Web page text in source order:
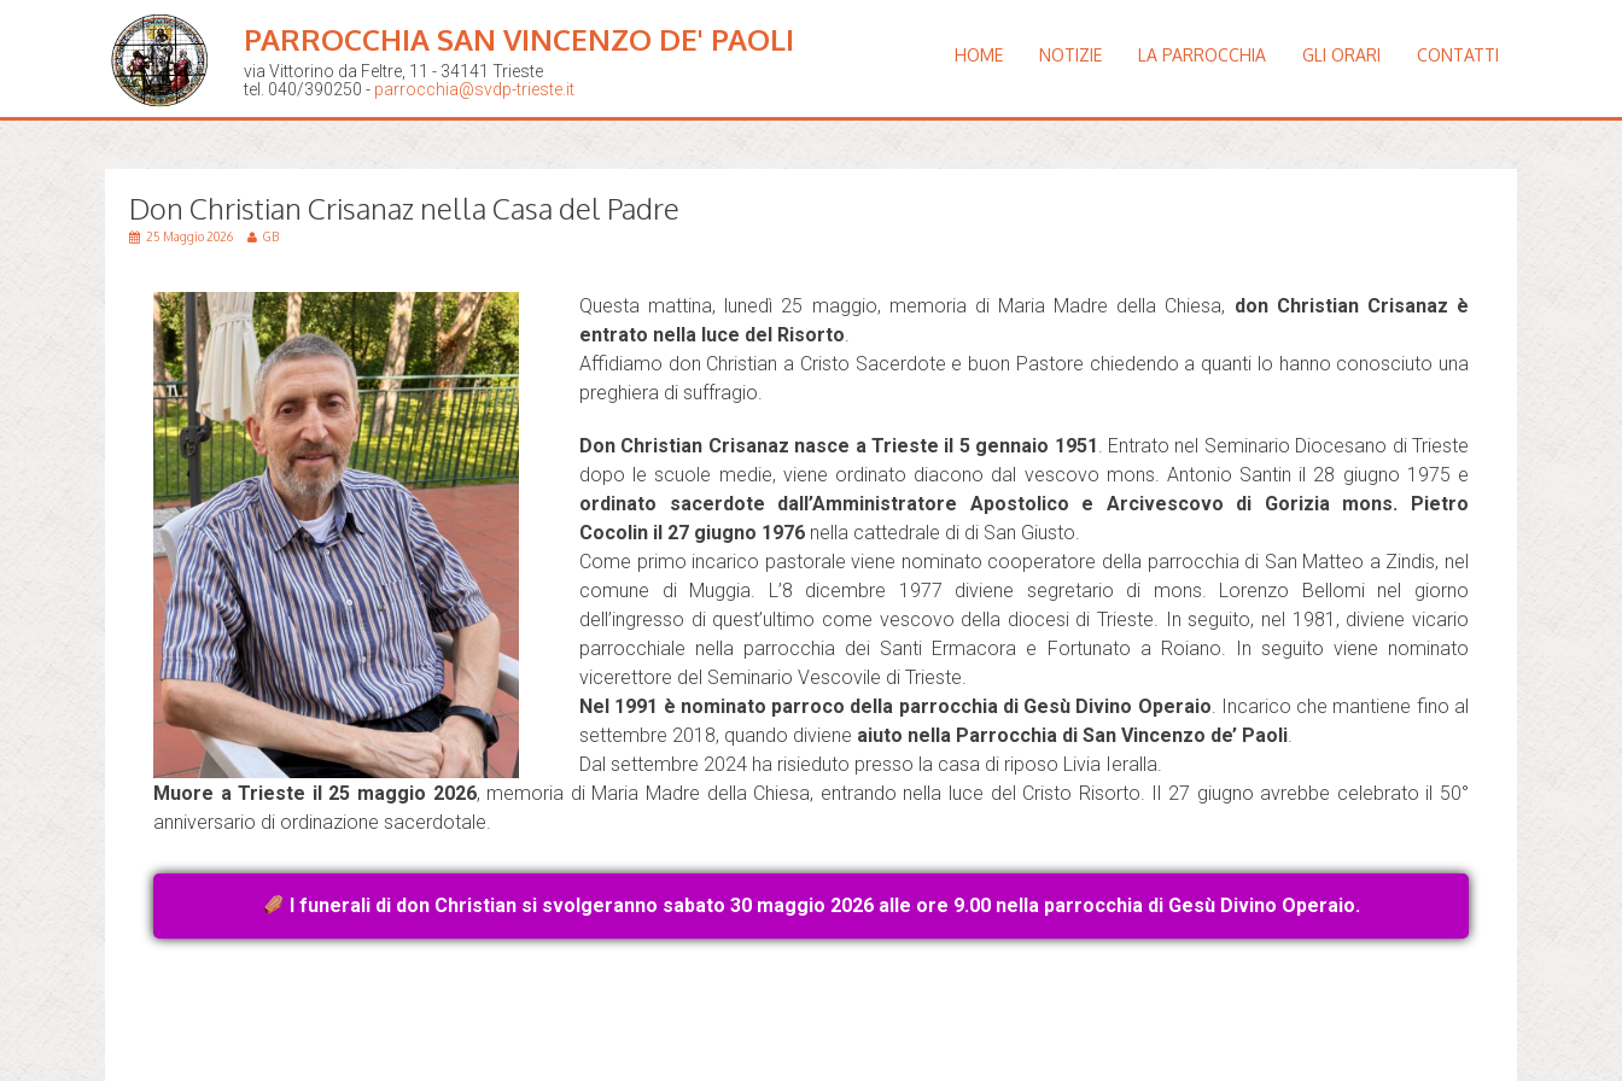
PARROCCHIA SAN VINCENZO DE' PAOLI
via Vittorino da Feltre, 11 - 34141 Trieste
tel. 040/390250 - parrocchia@svdp-trieste.it
HOME NOTIZIE LA PARROCCHIA GLI ORARI CONTATTI
Don Christian Crisanaz nella Casa del Padre
25 Maggio 2026 GB
Questa mattina, lunedì 25 maggio, memoria di Maria Madre della Chiesa, don Christian Crisanaz è
entrato nella luce del Risorto.
Affidiamo don Christian a Cristo Sacerdote e buon Pastore chiedendo a quanti lo hanno conosciuto una
preghiera di suffragio.
Don Christian Crisanaz nasce a Trieste il 5 gennaio 1951. Entrato nel Seminario Diocesano di Trieste
dopo le scuole medie, viene ordinato diacono dal vescovo mons. Antonio Santin il 28 giugno 1975 e
ordinato sacerdote dall’Amministratore Apostolico e Arcivescovo di Gorizia mons. Pietro
Cocolin il 27 giugno 1976 nella cattedrale di di San Giusto.
Come primo incarico pastorale viene nominato cooperatore della parrocchia di San Matteo a Zindis, nel
comune di Muggia. L’8 dicembre 1977 diviene segretario di mons. Lorenzo Bellomi nel giorno
dell’ingresso di quest’ultimo come vescovo della diocesi di Trieste. In seguito, nel 1981, diviene vicario
parrocchiale nella parrocchia dei Santi Ermacora e Fortunato a Roiano. In seguito viene nominato
vicerettore del Seminario Vescovile di Trieste.
Nel 1991 è nominato parroco della parrocchia di Gesù Divino Operaio. Incarico che mantiene fino al
settembre 2018, quando diviene aiuto nella Parrocchia di San Vincenzo de’ Paoli.
Dal settembre 2024 ha risieduto presso la casa di riposo Livia Ieralla.
Muore a Trieste il 25 maggio 2026, memoria di Maria Madre della Chiesa, entrando nella luce del Cristo Risorto. Il 27 giugno avrebbe celebrato il 50°
anniversario di ordinazione sacerdotale.
I funerali di don Christian si svolgeranno sabato 30 maggio 2026 alle ore 9.00 nella parrocchia di Gesù Divino Operaio.